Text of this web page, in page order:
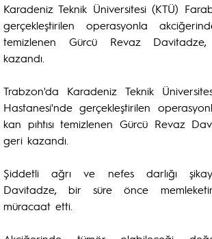
Karadeniz Teknik Üniversitesi (KTÜ)
gerçekleştirilen operasyonla
temizlenen Gürcü Revaz Davitadze,
kazandı.
Trabzon'da Karadeniz Teknik
Hastanesi'nde gerçekleştirilen
kan pıhtısı temizlenen Gürcü Revaz
geri kazandı.
Şiddetli ağrı ve nefes darlığı
Davitadze, bir süre önce
müracaat etti.